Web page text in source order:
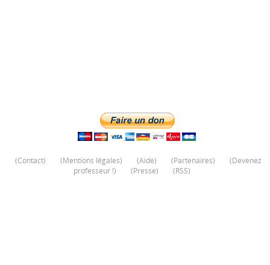
(Contact) (Mentions légales) (Aide) (Partenaires) (Devenez
professeur !) (Presse) (RSS)